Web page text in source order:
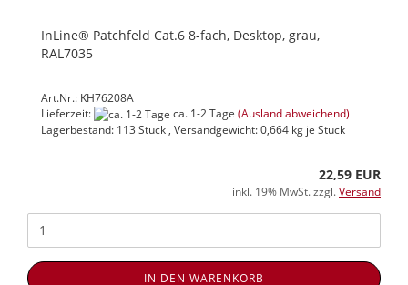
InLine® Patchfeld Cat.6 8-fach, Desktop, grau,
RAL7035
Art.Nr.: KH76208A
Lieferzeit:
ca. 1-2 Tage (Ausland abweichend)
Lagerbestand: 113 Stück , Versandgewicht:0,664 kg je Stück
22,59 EUR
inkl. 19% MwSt. zzgl.Versand
IN DEN WARENKORB